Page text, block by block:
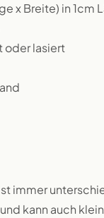
x Breite) in
oder lasiert
immer
kann auch